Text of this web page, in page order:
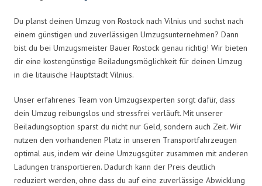
Du planst deinen Umzug von Rostock nach Vilnius und suchst nach
einem günstigen und zuverlässigen Umzugsunternehmen? Dann
bist du bei Umzugsmeister Bauer Rostock genau richtig! Wir bieten
dir eine kostengünstige Beiladungsmöglichkeit für deinen Umzug
in die litauische Hauptstadt Vilnius.
Unser erfahrenes Team von Umzugsexperten sorgt dafür, dass
dein Umzug reibungslos und stressfrei verläuft. Mit unserer
Beiladungsoption sparst du nicht nur Geld, sondern auch Zeit. Wir
nutzen den vorhandenen Platz in unseren Transportfahrzeugen
optimal aus, indem wir deine Umzugsgüter zusammen mit anderen
Ladungen transportieren. Dadurch kann der Preis deutlich
reduziert werden, ohne dass du auf eine zuverlässige Abwicklung